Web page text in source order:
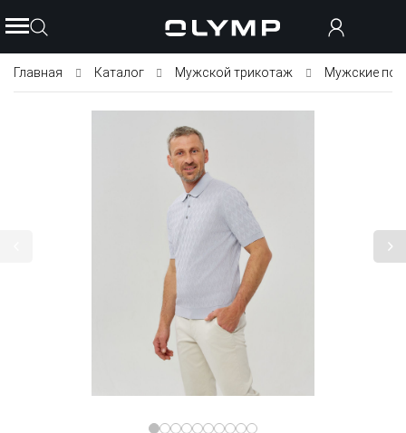
Главная Каталог Мужской трикотаж Мужские